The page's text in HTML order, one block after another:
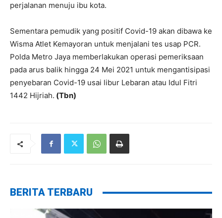
perjalanan menuju ibu kota.
Sementara pemudik yang positif Covid-19 akan dibawa ke
Wisma Atlet Kemayoran untuk menjalani tes usap PCR.
Polda Metro Jaya memberlakukan operasi pemeriksaan
pada arus balik hingga 24 Mei 2021 untuk mengantisipasi
penyebaran Covid-19 usai libur Lebaran atau Idul Fitri
1442 Hijriah. (Tbn)
BERITA TERBARU